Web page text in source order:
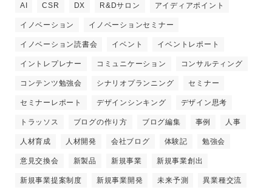
AI CSR DX R&Dサロン アイディアポイント
イノベーション イノベーションセミナー
イノベーション読書会 イベント イベントレポート
イントレプレナー コミュニケーション コンサルティング
コンテンツ勉強会 シナリオプランニング セミナー
セミナーレポート デザインシンキング デザイン思考
トラッソス ブログの作り方 ブログ編集 事例 人事
人材育成 人材開発 会社ブログ 体験記 勉強会
意見交換会 新製品 新規事業 新規事業創出
新規事業提案制度 新規事業開発 未来予測 異業種交流